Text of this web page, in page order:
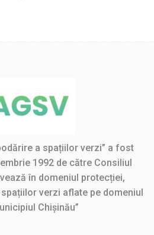
a spațiilor verzi” a fost
1992 de către Consiliul
în domeniul protecției,
verzi aflate pe domeniul
Chișinău”